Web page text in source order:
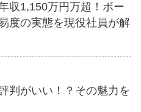
収1,150万円万超！ボー
度の実態を現役社員が解
判がいい！？その魅力を